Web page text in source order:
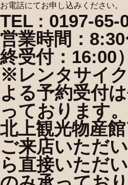
お電話にてお申し込みください。
TEL : 0197-65-
営業時間：
終受付：16:00）
※レンタサイ
よる予約受付
っております
北上観光物産
ご来店いただ
ら直接いただ